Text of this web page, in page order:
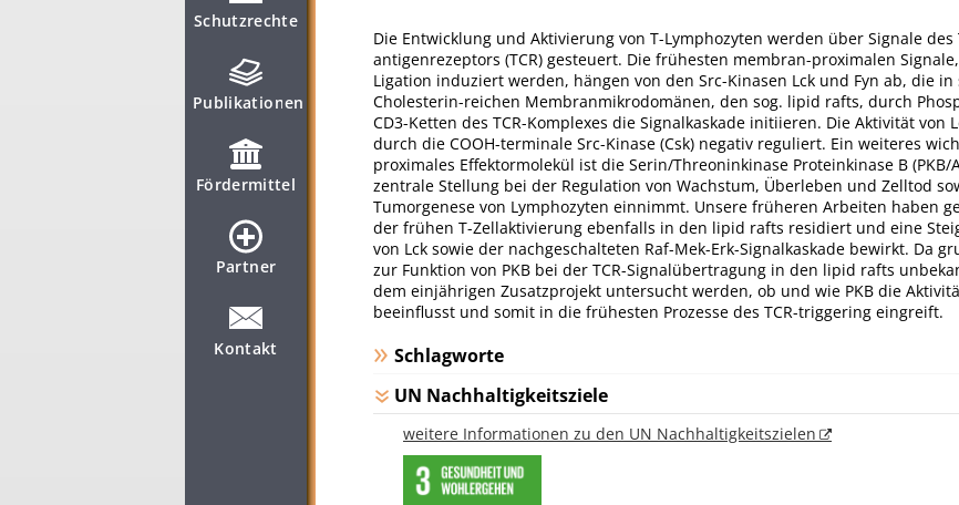
Schutzrechte
Publikationen
Fördermittel
Partner
Kontakt
Die Entwicklung und Aktivierung von T-Lymphozyten werden über Signale des
antigenrezeptors (TCR) gesteuert. Die frühesten membran-proximalen
Ligation induziert werden, hängen von den Src-Kinasen Lck und Fyn ab, die
Cholesterin-reichen Membranmikrodomänen, den sog. lipid rafts, durch
CD3-Ketten des TCR-Komplexes die Signalkaskade initiieren. Die Aktivität von
durch die COOH-terminale Src-Kinase (Csk) negativ reguliert. Ein weiteres
proximales Effektormolekül ist die Serin/Threoninkinase Proteinkinase B (PKB/
zentrale Stellung bei der Regulation von Wachstum, Überleben und Zelltod
Tumorgenese von Lymphozyten einnimmt. Unsere früheren Arbeiten haben
der frühen T-Zellaktivierung ebenfalls in den lipid rafts residiert und eine
von Lck sowie der nachgeschalteten Raf-Mek-Erk-Signalkaskade bewirkt. Da
zur Funktion von PKB bei der TCR-Signalübertragung in den lipid rafts
dem einjährigen Zusatzprojekt untersucht werden, ob und wie PKB die
beeinflusst und somit in die frühesten Prozesse des TCR-triggering eingreift.
Schlagworte
UN Nachhaltigkeitsziele
weitere Informationen zu den UN Nachhaltigkeitszielen